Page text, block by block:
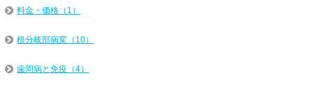
料金・価格（1）
根分岐部病変（10）
歯周病と免疫（4）